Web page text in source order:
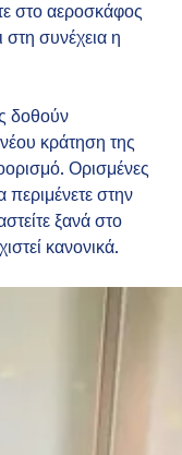
στο αεροσκάφος
στη συνέχεια η
δοθούν
κράτηση της
Ορισμένες
στην
ξανά στο
κανονικά.